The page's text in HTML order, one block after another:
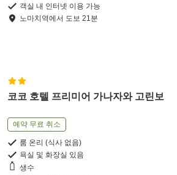
객실 내 인터넷 이용 가능
노마치역에서 도보 21분
코코 호텔 프리미어 가나자와 고린보
예약 무료 취소
룸 온리 (식사 없음)
욕실 및 화장실 있음
생수